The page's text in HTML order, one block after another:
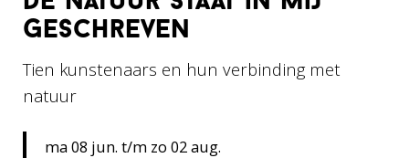
geschreven
Tien kunstenaars en hun verbinding met
natuur
ma 08 jun. t/m zo 02 aug.